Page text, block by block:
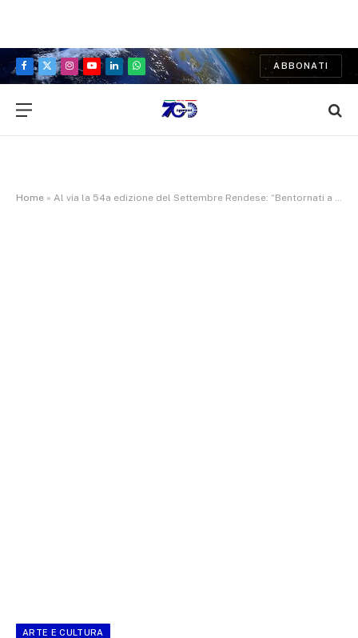
Facebook
X
Instagram
YouTubeLinkedInWhatsApp
ABBONATI
Home » Al via la 54a edizione del Settembre Rendese: “Bentornati a casa”
ARTE E CULTURA